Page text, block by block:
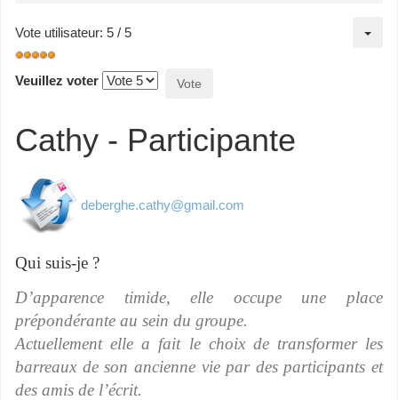
Vote utilisateur: 5 / 5
Veuillez voter
Cathy - Participante
deberghe.cathy@gmail.com
Qui suis-je ?
D’apparence timide, elle occupe une place
prépondérante au sein du groupe.
Actuellement elle a fait le choix de transformer les
barreaux de son ancienne vie par des participants et
des amis de l’écrit.